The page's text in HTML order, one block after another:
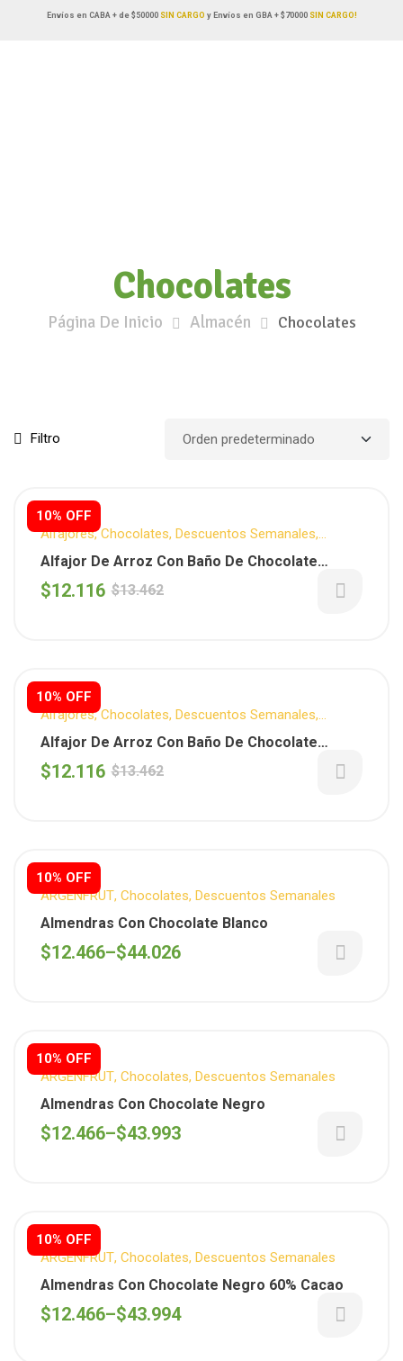
Envíos en CABA + de $50000SIN CARGO y Envíos en GBA + $70000 SIN CARGO!
Chocolates
Página De Inicio Almacén Chocolates
Filtro
10% OFF
Alfajores,Chocolates, Descuentos Semanales,
LULEMUU,Sin T.A.C.C.,Snack Dulce ,Snacks
Alfajor De Arroz Con Baño De Chocolate
Blanco X 12 Unidades (Lulemuu)
$13.462
$12.116
10% OFF
Alfajores,Chocolates, Descuentos Semanales,
LULEMUU,Sin T.A.C.C.,Snack Dulce ,Snacks
Alfajor De Arroz Con Baño De Chocolate
Negro X 12 Unidades (Lulemuu)
$13.462
$12.116
10% OFF
ARGENFRUT, Chocolates, Descuentos Semanales
Almendras Con Chocolate Blanco
$12.466–$44.026
10% OFF
ARGENFRUT, Chocolates, Descuentos Semanales
Almendras Con Chocolate Negro
$12.466–$43.993
10% OFF
ARGENFRUT, Chocolates, Descuentos Semanales
Almendras Con Chocolate Negro 60% Cacao
$12.466–$43.994